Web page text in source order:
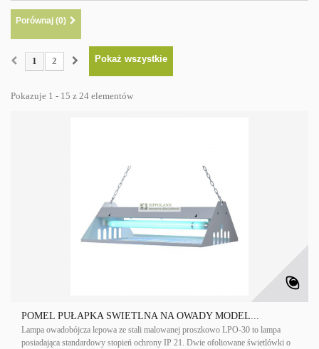
Porównaj (0)
Pokaż wszystkie
1 2
Pokazuje 1 - 15 z 24 elementów
POMEL PUŁAPKA ŚWIETLNA NA OWADY MODEL...
Lampa owadobójcza lepowa ze stali malowanej proszkowo LPO-30 to lampa
posiadająca standardowy stopień ochrony IP 21. Dwie ofoliowane świetlówki o